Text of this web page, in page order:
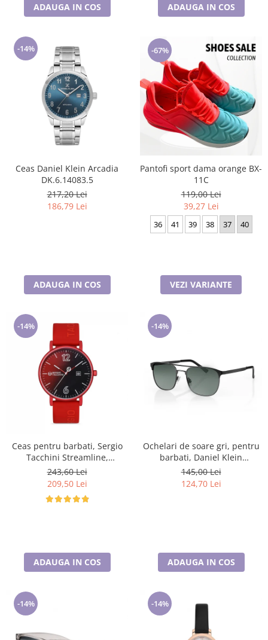
ADAUGA IN COS ADAUGA IN COS
-14%
Ceas Daniel Klein Arcadia
DK.6.14083.5
217,20 Lei
186,79 Lei
ADAUGA IN COS
-67%
Pantofi sport dama orange BX-
11C
119,00 Lei
39,27 Lei
36 41 39 38 37 40
VEZI VARIANTE
-14%
Ceas pentru barbati, Sergio
Tacchini Streamline,
ST.1.10116.1
243,60 Lei
209,50 Lei
ADAUGA IN COS
-14%
Ochelari de soare gri, pentru
barbati, Daniel Klein
Sunglasses, DK3264-2
145,00 Lei
124,70 Lei
ADAUGA IN COS
-14% -14%